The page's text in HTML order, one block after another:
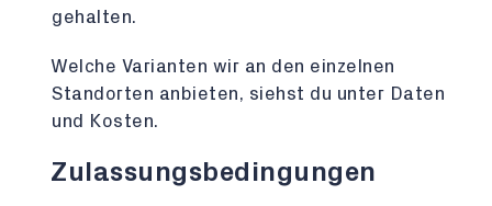
gehalten.
Welche Varianten wir an den einzelnen
Standorten anbieten, siehst du unter Daten
und Kosten.
Zulassungsbedingungen